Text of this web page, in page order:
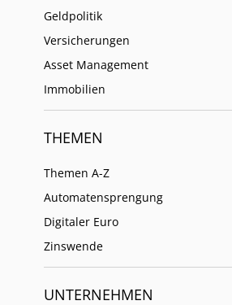
Geldpolitik
Versicherungen
Asset Management
Immobilien
THEMEN
Themen A-Z
Automatensprengung
Digitaler Euro
Zinswende
UNTERNEHMEN